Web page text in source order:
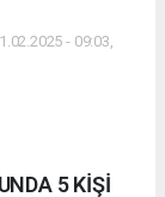
- 09:03,
5 KİŞİ